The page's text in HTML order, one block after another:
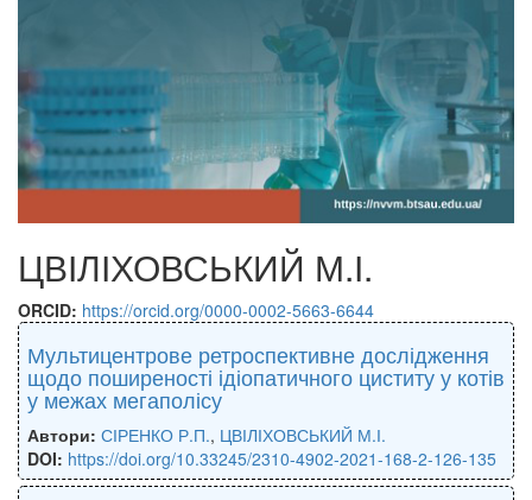
ЦВІЛІХОВСЬКИЙ М.І.
ORCID: https://orcid.org/0000-0002-5663-6644
Мультицентрове ретроспективне дослідження
щодо поширеності ідіопатичного циститу у котів
у межах мегаполісу
Автори: СІРЕНКО Р.П., ЦВІЛІХОВСЬКИЙ М.І.
DOI: https://doi.org/10.33245/2310-4902-2021-168-2-126-135